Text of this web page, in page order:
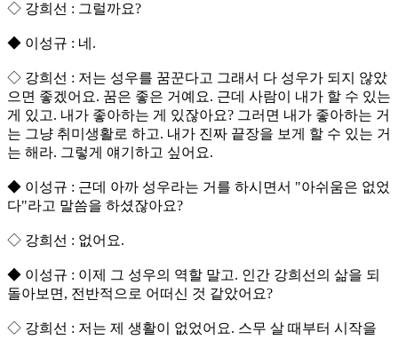
◇ 강희선 : 그럴까요?
◆ 이성규 : 네.
◇ 강희선 : 저는 성우를 꿈꾼다고 그래서 다 성우가 되지 않았
으면 좋겠어요. 꿈은 좋은 거예요. 근데 사람이 내가 할 수 있는
게 있고. 내가 좋아하는 게 있잖아요? 그러면 내가 좋아하는 거
는 그냥 취미생활로 하고. 내가 진짜 끝장을 보게 할 수 있는 거
는 해라. 그렇게 얘기하고 싶어요.
◆ 이성규 : 근데 아까 성우라는 거를 하시면서 "아쉬움은 없었
다"라고 말씀을 하셨잖아요?
◇ 강희선 : 없어요.
◆ 이성규 : 이제 그 성우의 역할 말고. 인간 강희선의 삶을 되
돌아보면, 전반적으로 어떠신 것 같았어요?
◇ 강희선 : 저는 제 생활이 없었어요. 스무 살 때부터 시작을